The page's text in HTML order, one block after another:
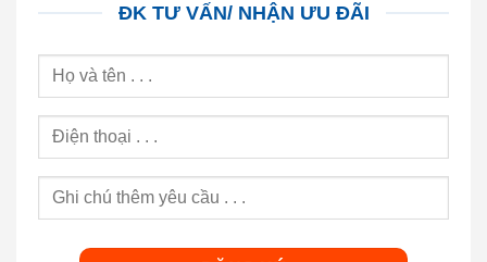
ĐK TƯ VẤN/ NHẬN ƯU ĐÃI